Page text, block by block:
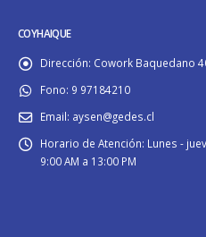
COYHAIQUE
Dirección: Cowork Baquedano
Fono: 9 97184210
Email: aysen@gedes.cl
Horario de Atención: Lunes -
9:00 AM a 13:00 PM